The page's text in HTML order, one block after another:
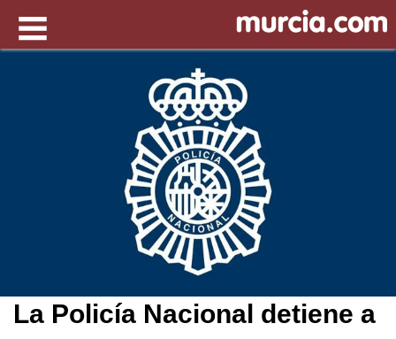
La Policía Nacional detiene a